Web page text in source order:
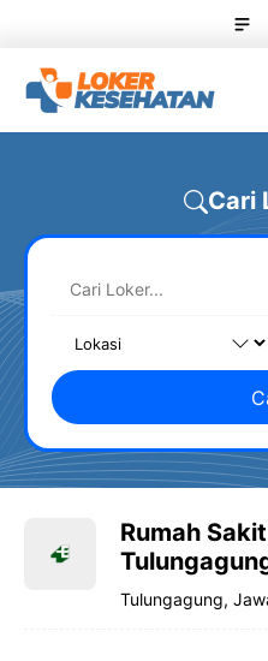
content
Cari
Rumah
Tulungagung,